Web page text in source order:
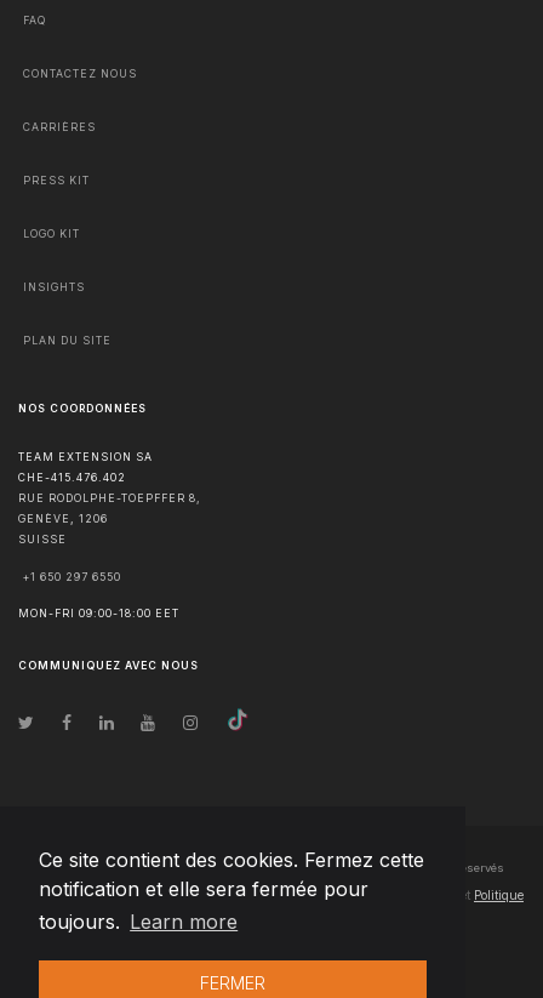
Ce site contient des cookies. Fermez cette
notification et elle sera fermée pour
toujours. Learn more
FERMER
FAQ
CONTACTEZ NOUS
CARRIÈRES
PRESS KIT
LOGO KIT
INSIGHTS
PLAN DU SITE
NOS COORDONNÉES
TEAM EXTENSION SA
CHE-415.476.402
RUE RODOLPHE-TOEPFFER 8,
GENÈVE
1206
SUISSE
+1 650 297 6550
MON-FRI 09:00-18:00 EET
COMMUNIQUEZ AVEC NOUS
© Droits d'auteur2026 Team Extension SA France- Tous les droits sont réservés
Changelog● En utilisant ce site, vous acceptez nos Conditions d'utilisation et Politique
de confidentialité